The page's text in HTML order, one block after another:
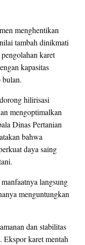
menghentikan
tambah dinikmati
karet
kapasitas
bulan.
hilirisasi
mengoptimalkan
Dinas Pertanian
bahwa
daya saing
langsung
menguntungkan
dan stabilitas
Ekspor karet mentah